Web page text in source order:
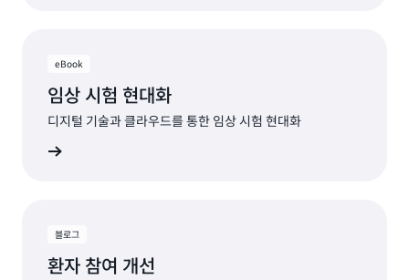
eBook
임상 시험 현대화
디지털 기술과 클라우드를 통한 임상 시험 현대화
블로그
환자 참여 개선